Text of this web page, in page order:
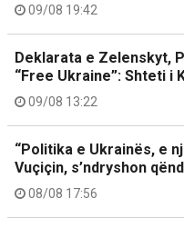
09/08 19:42
Deklarata e Zelenskyt,
“Free Ukraine”: Shteti
09/08 13:22
“Politika e Ukrainës, e
Vuçiçin, s’ndryshon
08/08 17:56